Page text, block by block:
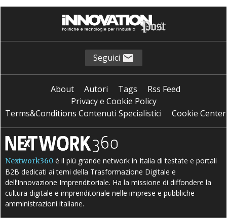
Seguici
About Autori Tags
Rss Feed
Privacy e Cookie Policy
Terms&Conditions Contenuti Specialistici
Cookie Center
Nextwork360 è il più grande network in Italia di testate e portali
B2B dedicati ai temi della Trasformazione Digitale e
dell’Innovazione Imprenditoriale. Ha la missione di diffondere la
cultura digitale e imprenditoriale nelle imprese e pubbliche
amministrazioni italiane.